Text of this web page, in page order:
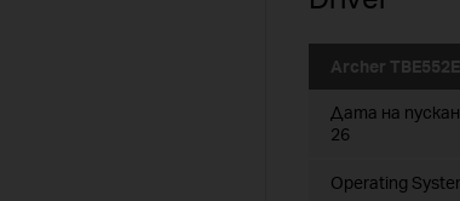
Archer
Дата на
26
Operating